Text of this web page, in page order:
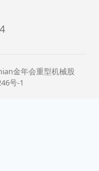
金年会重型机械股
号-1